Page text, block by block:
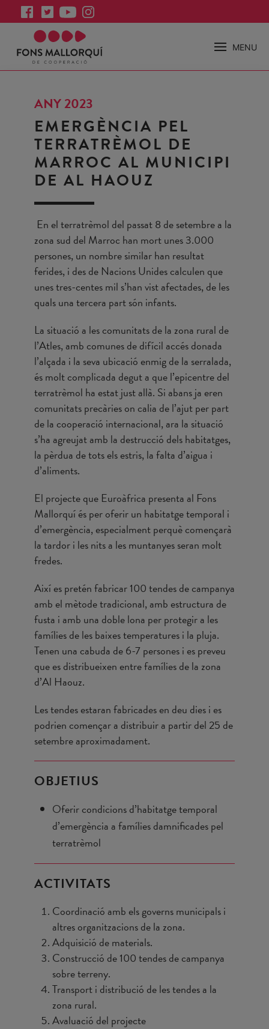
MENU
ANY 2023
EMERGÈNCIA PEL
TERRATRÈMOL DE
MARROC AL MUNICIPI
DE AL HAOUZ
En el terratrèmol del passat 8 de setembre a la
zona sud del Marroc han mort unes 3.000
persones, un nombre similar han resultat
ferides, i des de Nacions Unides calculen que
unes tres-centes mil s’han vist afectades, de les
quals una tercera part són infants.
La situació a les comunitats de la zona rural de
l’Atles, amb comunes de difícil accés donada
l’alçada i la seva ubicació enmig de la serralada,
és molt complicada degut a que l’epicentre del
terratrèmol ha estat just allà. Si abans ja eren
comunitats precàries on calia de l’ajut per part
de la cooperació internacional, ara la situació
s’ha agreujat amb la destrucció dels habitatges,
la pèrdua de tots els estris, la falta d’aigua i
d’aliments.
El projecte que Euroàfrica presenta al Fons
Mallorquí és per oferir un habitatge temporal i
d’emergència, especialment perquè començarà
la tardor i les nits a les muntanyes seran molt
fredes.
Així es pretén fabricar 100 tendes de campanya
amb el mètode tradicional, amb estructura de
fusta i amb una doble lona per protegir a les
famílies de les baixes temperatures i la pluja.
Tenen una cabuda de 6-7 persones i es preveu
que es distribueixen entre famílies de la zona
d’Al Haouz.
Les tendes estaran fabricades en deu dies i es
podrien començar a distribuir a partir del 25 de
setembre aproximadament.
OBJETIUS
Oferir condicions d’habitatge temporal
d’emergència a famílies damnificades pel
terratrèmol
ACTIVITATS
Coordinació amb els governs municipals i
altres organitzacions de la zona.
Adquisició de materials.
Construcció de 100 tendes de campanya
sobre terreny.
Transport i distribució de les tendes a la
zona rural.
Avaluació del projecte